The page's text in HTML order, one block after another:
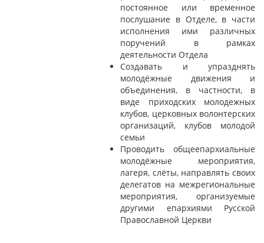
постоянное или временное
послушание в Отделе, в части
исполнения ими различных
поручений в рамках
деятельности Отдела
Создавать и упразднять
молодёжные движения и
объединения, в частности, в
виде приходских молодежных
клубов, церковных волонтерских
организаций, клубов молодой
семьи
Проводить общеепархиальные
молодёжные мероприятия,
лагеря, слёты, направлять своих
делегатов на межрегиональные
мероприятия, организуемые
другими епархиями Русской
Православной Церкви